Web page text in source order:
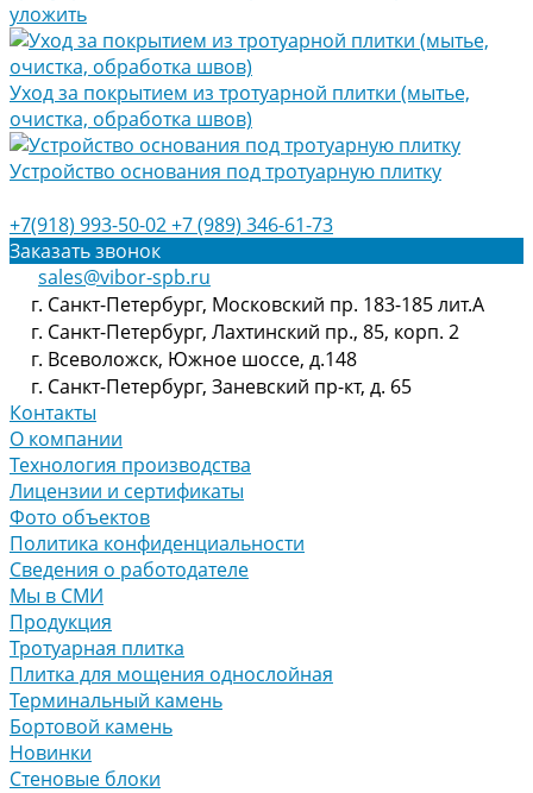
уложить
Уход за покрытием из тротуарной плитки (мытье,
очистка, обработка швов)
Устройство основания под тротуарную плитку
+7(918) 993-50-02+7 (989) 346-61-73
Заказать звонок
sales@vibor-spb.ru
г. Санкт-Петербург, Московский пр. 183-185 лит.А
г. Санкт-Петербург, Лахтинский пр., 85, корп. 2
г. Всеволожск, Южное шоссе, д.148
г. Санкт-Петербург, Заневский пр-кт, д. 65
Контакты
О компании
Технология производства
Лицензии и сертификаты
Фото объектов
Политика конфиденциальности
Сведения о работодателе
Мы в СМИ
Продукция
Тротуарная плитка
Плитка для мощения однослойная
Терминальный камень
Бортовой камень
Новинки
Стеновые блоки